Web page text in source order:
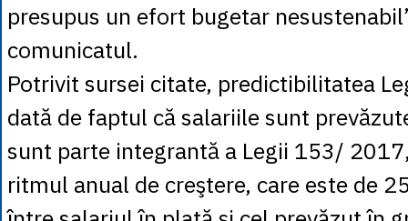
presupus un efort bugetar
comunicatul.
Potrivit sursei citate, predictibilitatea
dată de faptul că salariile sunt
sunt parte integrantă a Legii 153/
ritmul anual de creştere, care este de